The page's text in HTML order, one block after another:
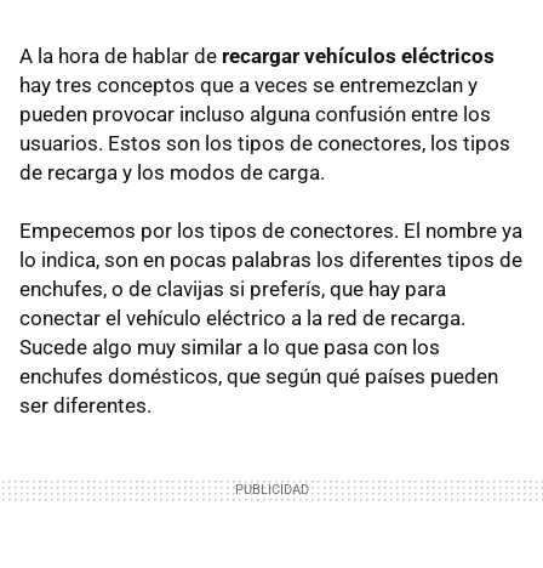
A la hora de hablar de recargar vehículos eléctricos
hay tres conceptos que a veces se entremezclan y
pueden provocar incluso alguna confusión entre los
usuarios. Estos son los tipos de conectores, los tipos
de recarga y los modos de carga.
Empecemos por los tipos de conectores. El nombre ya
lo indica, son en pocas palabras los diferentes tipos de
enchufes, o de clavijas si preferís, que hay para
conectar el vehículo eléctrico a la red de recarga.
Sucede algo muy similar a lo que pasa con los
enchufes domésticos, que según qué países pueden
ser diferentes.